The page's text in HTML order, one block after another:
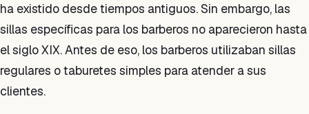
ha existido desde tiempos antiguos. Sin embargo, las
sillas específicas para los barberos no aparecieron hasta
el siglo XIX. Antes de eso, los barberos utilizaban sillas
regulares o taburetes simples para atender a sus
clientes.